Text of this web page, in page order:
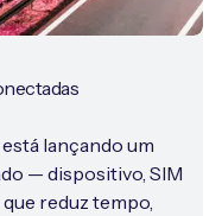
lançando um
— dispositivo, SIM
reduz tempo,